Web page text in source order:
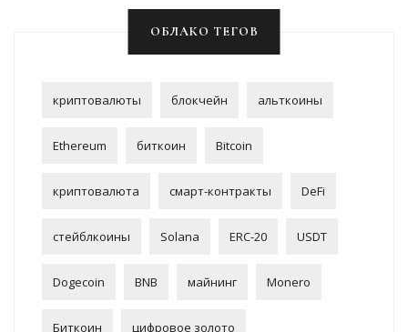
ОБЛАКО ТЕГОВ
криптовалюты блокчейн альткоины
Ethereum биткоин Bitcoin
криптовалюта смарт-контракты DeFi
стейблкоины Solana ERC-20 USDT
Dogecoin BNB майнинг Monero
Биткоин цифровое золото